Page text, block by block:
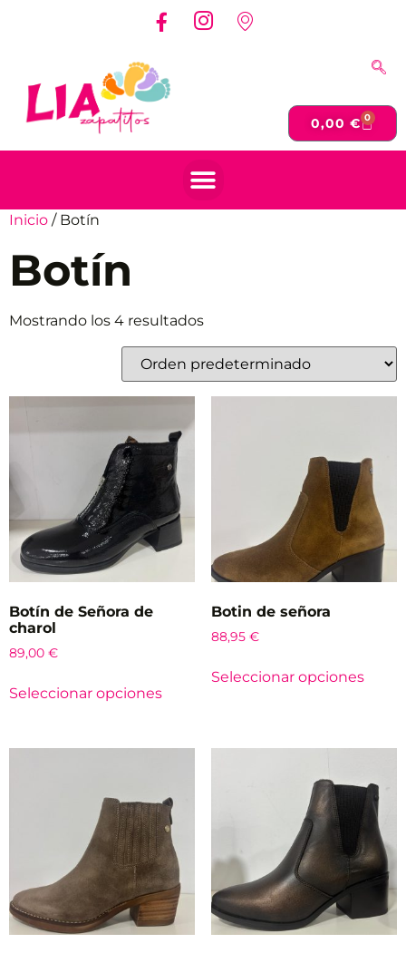
0,00€ 0
Inicio / Botín
Botín
Mostrando los 4 resultados
Botín de Señora de
charol
89,00 €
Seleccionar opciones
Botin de señora
88,95 €
Seleccionar opciones